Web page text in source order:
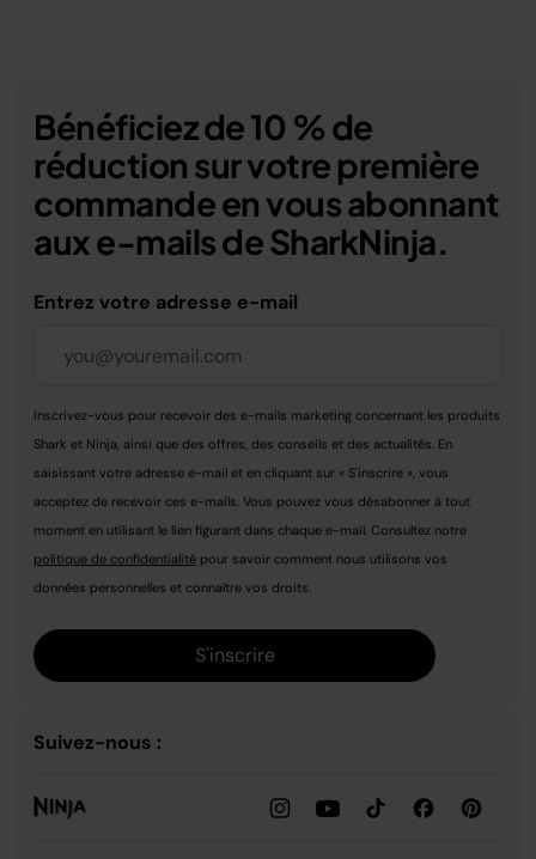
Bénéficiez de 10 % de
réduction sur votre première
commande en vous abonnant
aux e-mails de SharkNinja.
Entrez votre adresse e-mail
Inscrivez-vous pour recevoir des e-mails marketing concernant les produits
Shark et Ninja, ainsi que des offres, des conseils et des actualités. En
saisissant votre adresse e-mail et en cliquant sur « S'inscrire », vous
acceptez de recevoir ces e-mails. Vous pouvez vous désabonner à tout
moment en utilisant le lien figurant dans chaque e-mail. Consultez notre
politique de confidentialité pour savoir comment nous utilisons vos
données personnelles et connaître vos droits.
S'inscrire
Suivez-nous :